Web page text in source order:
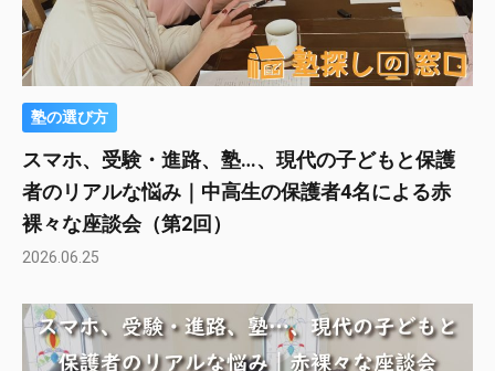
塾の選び方
スマホ、受験・進路、塾…、現代の子どもと保護
者のリアルな悩み｜中高生の保護者4名による赤
裸々な座談会（第2回）
2026.06.25